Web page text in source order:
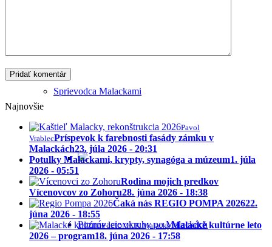
Sprievodca Malackami
Poznávacie okruhy po Malackách
Najnovšie
Pavol
VrablecPríspevok k farebnosti fasády zámku v
Malackách23. júla 2026 - 20:31
Potulky Malackami, krypty, synagóga a múzeum1. júla
2026 - 05:51
Rodina mojich predkov
Vícenovcov zo Zohoru28. júna 2026 - 18:38
Čaká nás REGIO POMPA 202622.
júna 2026 - 18:55
MCK MalackyMalacké kultúrne leto
2026 – program18. júna 2026 - 17:58